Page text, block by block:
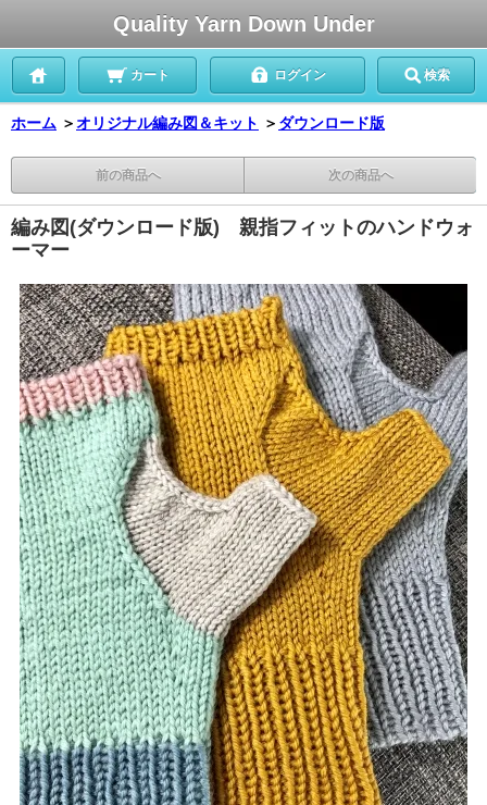
Quality Yarn Down Under
カート ログイン 検索
ホーム ＞オリジナル編み図＆キット ＞ ダウンロード版
前の商品へ 次の商品へ
編み図(ダウンロード版) 親指フィットのハンドウォ
ーマー